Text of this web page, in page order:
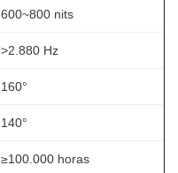
600~800 nits
>2.880 Hz
160°
140°
≥100.000 horas